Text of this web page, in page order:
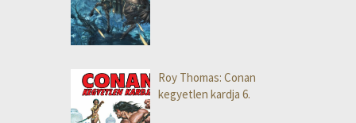
Roy Thomas: Conan
kegyetlen kardja 6.